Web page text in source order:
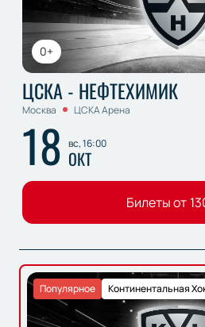
0+
ЦСКА - НЕФТЕХИМИК
Москва ЦСКА Арена
18 вс, 16:00
ОКТ
Билеты от
Континентальная
Популярное